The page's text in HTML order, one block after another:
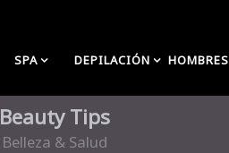
SPA DEPILACIÓN HOMBRES
Beauty Tips
Belleza & Salud